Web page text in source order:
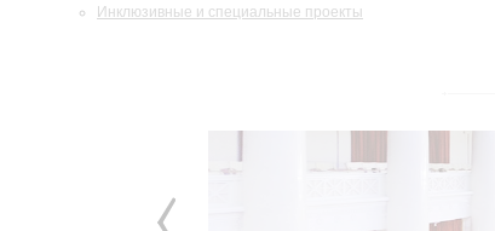
Инклюзивные и специальные проекты